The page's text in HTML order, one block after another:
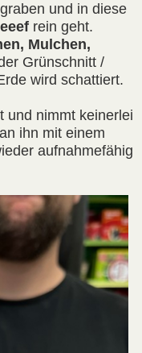
und in diese
rein geht.
Mulchen,
Grünschnitt /
wird schattiert.
und nimmt keinerlei
ihn mit einem
aufnahmefähig